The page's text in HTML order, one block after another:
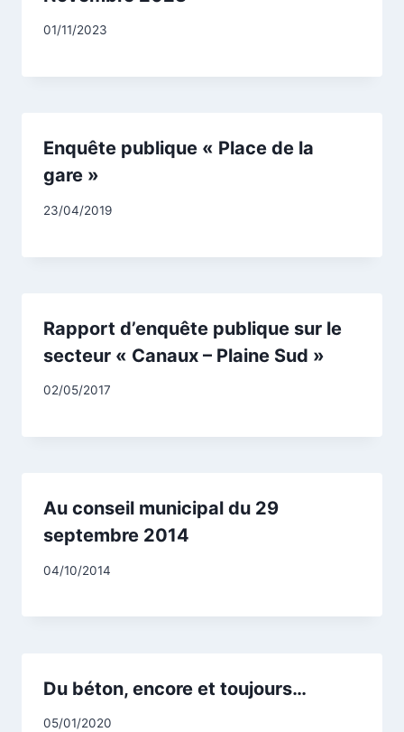
Par
01/11/2023
Enquête publique « Place de la
gare »
Par
23/04/2019
Rapport d’enquête publique sur le
secteur « Canaux – Plaine Sud »
Par
02/05/2017
Au conseil municipal du 29
septembre 2014
Par
04/10/2014
Du béton, encore et toujours…
Par
05/01/2020